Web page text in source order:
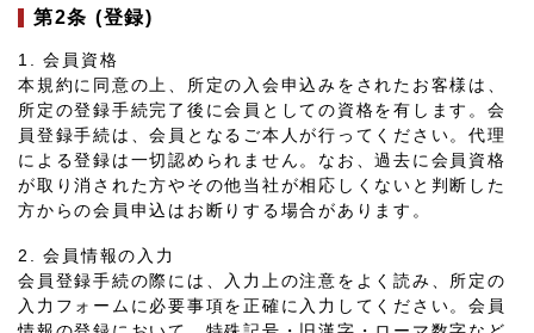
第2条 (登録)
1. 会員資格
本規約に同意の上、所定の入会申込みをされたお客様は、
所定の登録手続完了後に会員としての資格を有します。会
員登録手続は、会員となるご本人が行ってください。代理
による登録は一切認められません。なお、過去に会員資格
が取り消された方やその他当社が相応しくないと判断した
方からの会員申込はお断りする場合があります。
2. 会員情報の入力
会員登録手続の際には、入力上の注意をよく読み、所定の
入力フォームに必要事項を正確に入力してください。会員